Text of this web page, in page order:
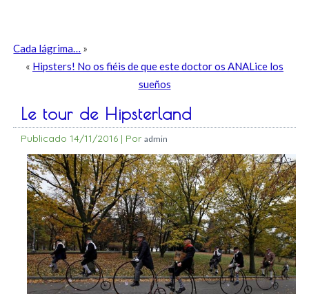
Cada lágrima… »
« Hipsters! No os fiéis de que este doctor os ANALice los
sueños
Le tour de Hipsterland
Publicado 14/11/2016 | Por admin